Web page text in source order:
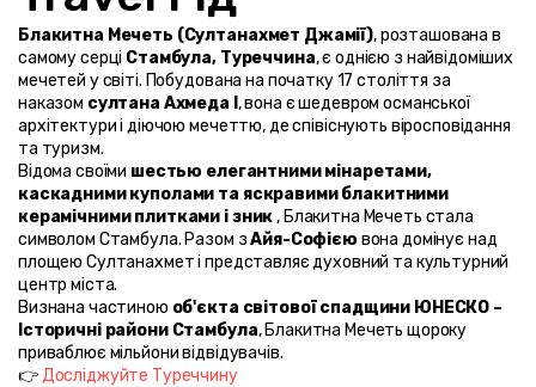
Блакитна Мечеть (Султанахмет Джамії), розташована в
самому серці Стамбула, Туреччина, є однією з найвідоміших
мечетей у світі. Побудована на початку 17 століття за
наказом султана Ахмеда I , вона є шедевром османської
архітектури і діючою мечеттю, де співіснують віросповідання
та туризм.
Відома своїми шестью елегантними мінаретами,
каскадними куполами та яскравими блакитними
керамічними плитками і зник , Блакитна Мечеть стала
символом Стамбула. Разом з Айя-Софією вона домінує над
площею Султанахмет і представляє духовний та культурний
центр міста.
Визнана частиною об'єкта світової спадщини ЮНЕСКО –
Історичні райони Стамбула, Блакитна Мечеть щороку
приваблює мільйони відвідувачів.
👉 Досліджуйте Туреччину